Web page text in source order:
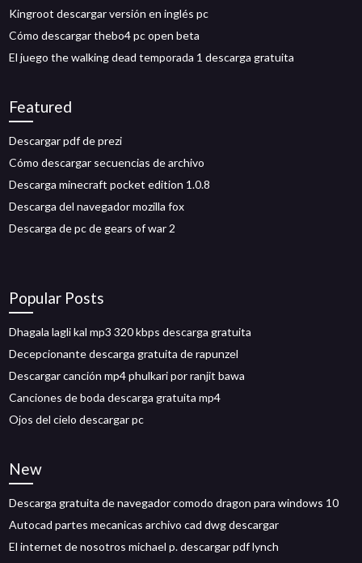
Kingroot descargar versión en inglés pc
Cómo descargar thebo4 pc open beta
El juego the walking dead temporada 1 descarga gratuita
Featured
Descargar pdf de prezi
Cómo descargar secuencias de archivo
Descarga minecraft pocket edition 1.0.8
Descarga del navegador mozilla fox
Descarga de pc de gears of war 2
Popular Posts
Dhagala lagli kal mp3 320 kbps descarga gratuita
Decepcionante descarga gratuita de rapunzel
Descargar canción mp4 phulkari por ranjit bawa
Canciones de boda descarga gratuita mp4
Ojos del cielo descargar pc
New
Descarga gratuita de navegador comodo dragon para windows 10
Autocad partes mecanicas archivo cad dwg descargar
El internet de nosotros michael p. descargar pdf lynch